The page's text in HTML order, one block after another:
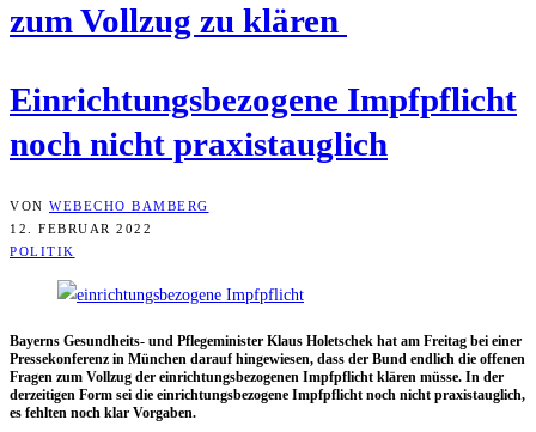
zum Voll­zug zu klären
Ein­rich­tungs­be­zo­ge­ne Impf­pflicht
noch nicht praxistauglich
VON WEBECHO BAMBERG
12. FEBRUAR 2022
POLITIK
Bay­erns Gesund­heits- und Pfle­ge­mi­nis­ter Klaus Holet­schek hat am Frei­tag bei einer
Pres­se­kon­fe­renz in Mün­chen dar­auf hin­ge­wie­sen, dass der Bund end­lich die offe­nen
Fra­gen zum Voll­zug der ein­rich­tungs­be­zo­ge­nen Impf­pflicht klä­ren müs­se. In der
der­zei­ti­gen Form sei die ein­rich­tungs­be­zo­ge­ne Impf­pflicht noch nicht pra­xis­taug­lich,
es fehl­ten noch klar Vorgaben.